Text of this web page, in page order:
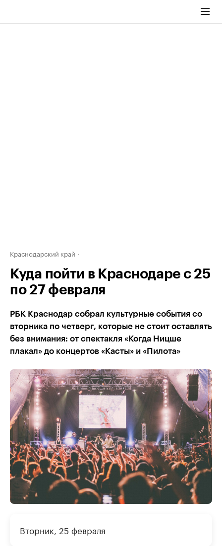
Краснодарский край
Куда пойти в Краснодаре с 25
по 27 февраля
РБК Краснодар собрал культурные события со
вторника по четверг, которые не стоит оставлять
без внимания: от спектакля «Когда Ницше
плакал» до концертов «Касты» и «Пилота»
Вторник, 25 февраля